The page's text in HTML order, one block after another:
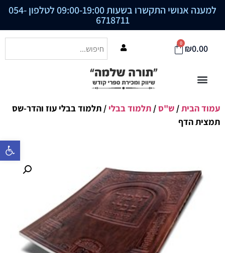
פתח סרגל
למענה אנושי התקשרו בשעות 09:00-19:00 לטלפון 054-
6718711
₪0.00
0
עמוד הבית/ ש"ס/ תלמוד בבלי / תלמוד בבלי עוז והדר-שס
תמצית הדף